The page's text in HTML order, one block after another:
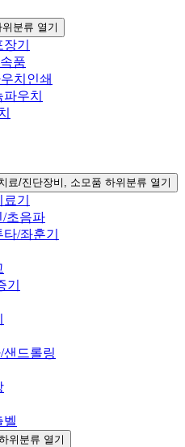
분류 열기
기
품
치인쇄
우치
료/진단장비, 소모품 하위분류 열기
기
/초음파
/좌훈기
기
샌드롤링
벨
위분류 열기